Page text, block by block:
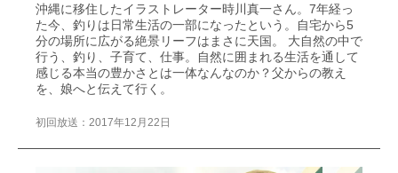
沖縄に移住したイラストレーター時川真一さん。7年経っ
た今、釣りは日常生活の一部になったという。自宅から5
分の場所に広がる絶景リーフはまさに天国。 大自然の中で
行う、釣り、子育て、仕事。自然に囲まれる生活を通して
感じる本当の豊かさとは一体なんなのか？父からの教え
を、娘へと伝えて行く。
初回放送：2017年12月22日